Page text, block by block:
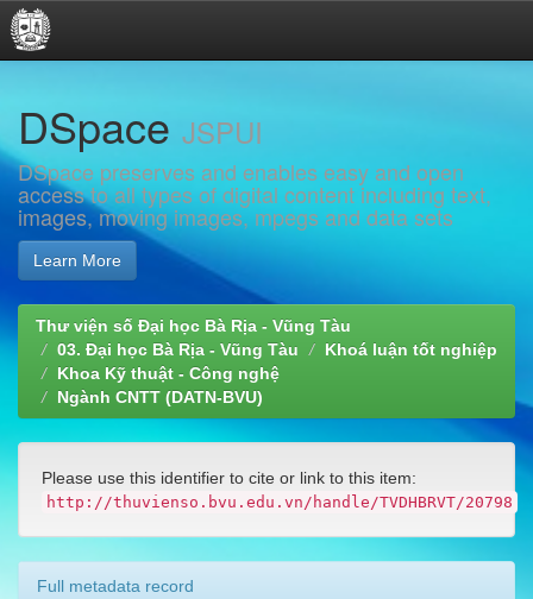
navigation
DSpace JSPUI
DSpace preserves and enables easy and open
access to all types of digital content including text,
images, moving images, mpegs and data sets
Learn More
Thư viện số Đại học Bà Rịa - Vũng Tàu
03. Đại học Bà Rịa - Vũng Tàu
Khoá luận tốt nghiệp
Khoa Kỹ thuật - Công nghệ
Ngành CNTT (DATN-BVU)
Please use this identifier to cite or link to this item:
http://thuvienso.bvu.edu.vn/handle/TVDHBRVT/20798
Full metadata record